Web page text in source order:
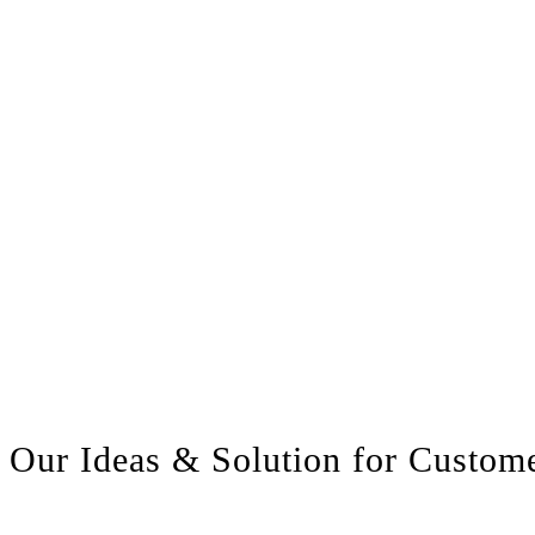
Our Ideas & Solution for